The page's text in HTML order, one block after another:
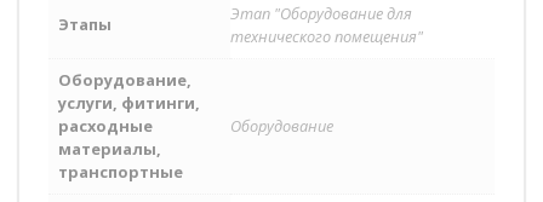
Этапы
Этап "Оборудование для
технического помещения"
Оборудование,
услуги, фитинги,
расходные
материалы,
транспортные
Оборудование